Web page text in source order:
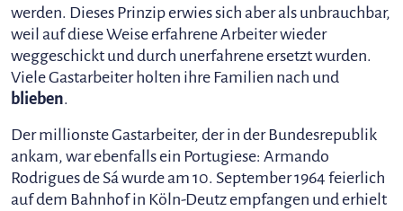
werden. Dieses Prinzip erwies sich aber als unbrauchbar,
weil auf diese Weise erfahrene Arbeiter wieder
weggeschickt und durch unerfahrene ersetzt wurden.
Viele Gastarbeiter holten ihre Familien nach und
blieben.
Der millionste Gastarbeiter, der in der Bundesrepublik
ankam, war ebenfalls ein Portugiese: Armando
Rodrigues de Sá wurde am 10. September 1964 feierlich
auf dem Bahnhof in Köln-Deutz empfangen und erhielt